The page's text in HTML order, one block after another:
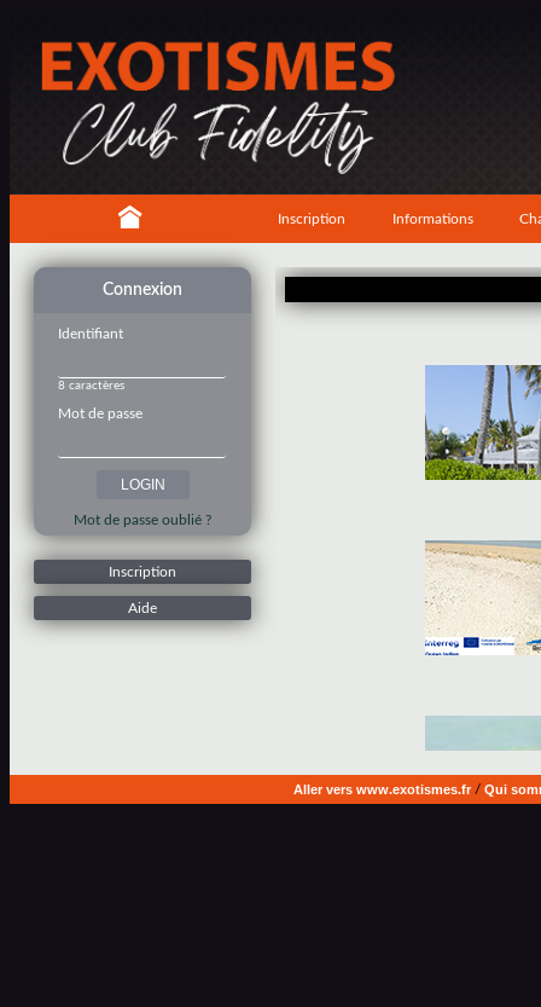
Inscription Informations
Connexion
Identifiant
8 caractères
Mot de passe
Mot de passe oublié ?
Inscription
Aide
Aller vers www.exotismes.fr/ Qui